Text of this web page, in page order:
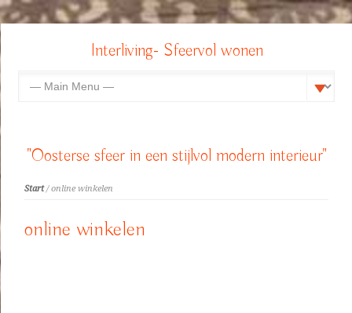
Interliving- Sfeervol wonen
"Oosterse sfeer in een stijlvol modern interieur"
Start/ online winkelen
online winkelen